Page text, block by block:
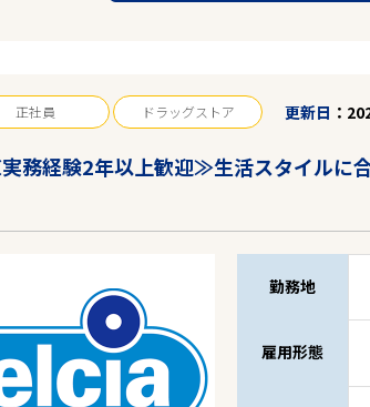
正社員 ドラッグストア 更新日
務経験2年以上歓迎≫生活スタイルに
勤務地
雇用形態